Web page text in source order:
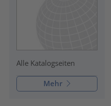
Alle Katalogseiten
Mehr